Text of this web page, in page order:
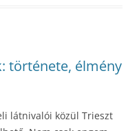
története, élmény
látnivalói közül Trieszt